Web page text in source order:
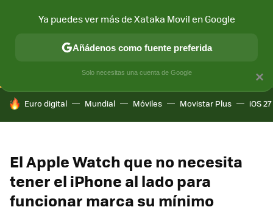
CONECTIVIDAD MÓVIL Y SOCIEDAD APLICACIONES
HOY SE HABLA DE
Euro digital Mundial Móviles Movistar Plus iOS 27
El Apple Watch que no necesita
tener el iPhone al lado para
funcionar marca su mínimo
×
Ya puedes ver más de Xataka Movil en Google
Añádenos como fuente preferida
Solo necesitas una cuenta de Google